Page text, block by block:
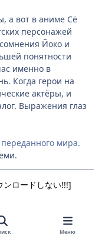
а вот в аниме Сё
персонажей
Йоко и
понятности
именно в
Когда герои на
актёры, и
Выражения глаз
мира.
ロードしない!!!]
Меню